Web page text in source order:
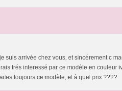
suis arrivée chez vous, et sincérement c
trés interessé par ce modèle en couleur
toujours ce modèle, et à quel prix ????